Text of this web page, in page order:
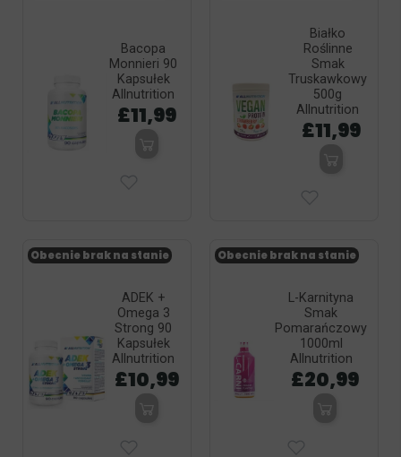
Bacopa
Monnieri 90
Kapsułek
Allnutrition
£11,99
Białko
Roślinne
Smak
Truskawkowy
500g
Allnutrition
£11,99
ADEK +
Omega 3
Strong 90
Kapsułek
Allnutrition
£10,99
Obecnie brak na stanie
L-Karnityna
Smak
Pomarańczowy
1000ml
Allnutrition
£20,99
Obecnie brak na stanie